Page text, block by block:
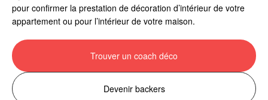
pour confirmer la prestation de décoration d’intérieur de votre
appartement ou pour l’intérieur de votre maison.
Trouver un coach déco
Devenir backers